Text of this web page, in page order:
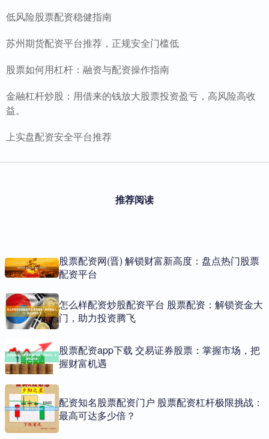
低风险股票配资稳健指南
苏州期货配资平台推荐，正规安全门槛低
股票如何用杠杆：融资与配资操作指南
金融杠杆炒股：用借来的钱放大股票投资盈亏，高风险高收
益。
上实盘配资安全平台推荐
推荐阅读
股票配资网(晋) 解锁财富新高度：盘点热门股票
配资平台
怎么样配资炒股配资平台 股票配资：解锁资金大
门，助力投资腾飞
股票配资app下载 交易证券股票：掌握市场，把
握财富机遇
配资知名股票配资门户 股票配资杠杆极限挑战：
最高可达多少倍？